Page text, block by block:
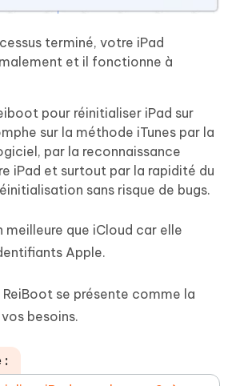
terminé, votre iPad
et il fonctionne à
pour réinitialiser iPad sur
sur la méthode iTunes par la
par la reconnaissance
iPad et surtout par la rapidité du
sans risque de bugs.
meilleure que iCloud car elle
Apple.
ReiBoot se présente comme la
besoins.
: